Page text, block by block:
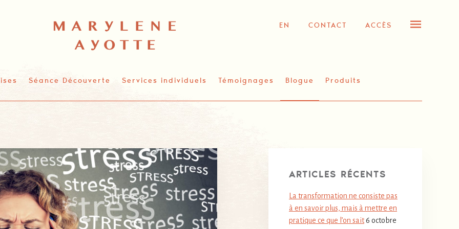
EN CONTACT ACCÈS
Séance Découverte Services individuels Témoignages Blogue Produits
ARTICLES RÉCENTS
La transformation ne consiste pas
à en savoir plus, mais à mettre en
pratique ce que l’on sait6 octobre